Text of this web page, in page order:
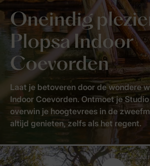
Oneindig
Plopsa Indoor
Coevorden
Laat je betoveren door de wondere
Indoor Coevorden. Ontmoet je
overwin je hoogtevrees in de
altijd genieten, zelfs als het regent.